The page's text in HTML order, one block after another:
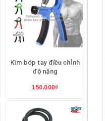
Kìm bóp tay điều chỉnh
độ nặng
150.000₫